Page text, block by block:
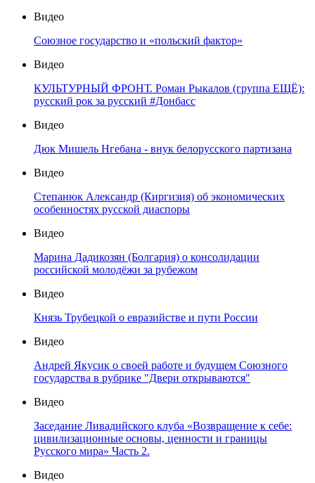
Видео
Союзное государство и «польский фактор»
Видео
КУЛЬТУРНЫЙ ФРОНТ. Роман Рыкалов (группа ЕЩЁ):
русский рок за русский #Донбасс
Видео
Дюк Мишель Нгебана - внук белорусского партизана
Видео
Степанюк Александр (Киргизия) об экономических
особенностях русской диаспоры
Видео
Марина Дадикозян (Болгария) о консолидации
российской молодёжи за рубежом
Видео
Князь Трубецкой о евразийстве и пути России
Видео
Андрей Якусик о своей работе и будущем Союзного
государства в рубрике "Двери открываются"
Видео
Заседание Ливадийского клуба «Возвращение к себе:
цивилизационные основы, ценности и границы
Русского мира» Часть 2.
Видео